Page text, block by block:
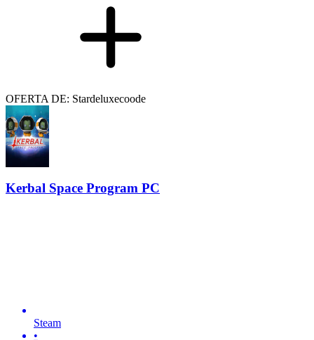
OFERTA DE: Stardeluxecoode
Kerbal Space Program PC
Steam
•